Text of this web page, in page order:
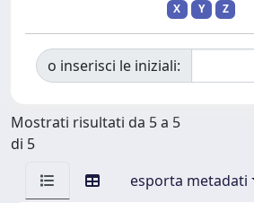
X
Y Z
o inserisci le iniziali:
Mostrati risultati da 5 a 5
di 5
esporta metadati